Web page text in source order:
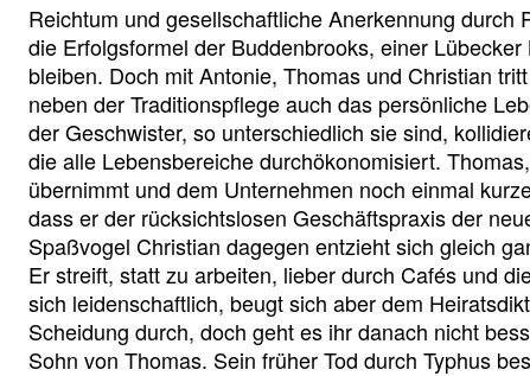
Reichtum und gesellschaftliche Anerkennung durch
die Erfolgsformel der Buddenbrooks, einer
bleiben. Doch mit Antonie, Thomas und Christian
neben der Traditionspflege auch das persönliche
der Geschwister, so unterschiedlich sie sind,
die alle Lebensbereiche durchökonomisiert.
übernimmt und dem Unternehmen noch einmal
dass er der rücksichtslosen Geschäftspraxis der
Spaßvogel Christian dagegen entzieht sich gleich
Er streift, statt zu arbeiten, lieber durch Cafés und
sich leidenschaftlich, beugt sich aber dem
Scheidung durch, doch geht es ihr danach nicht
Sohn von Thomas. Sein früher Tod durch Typhus